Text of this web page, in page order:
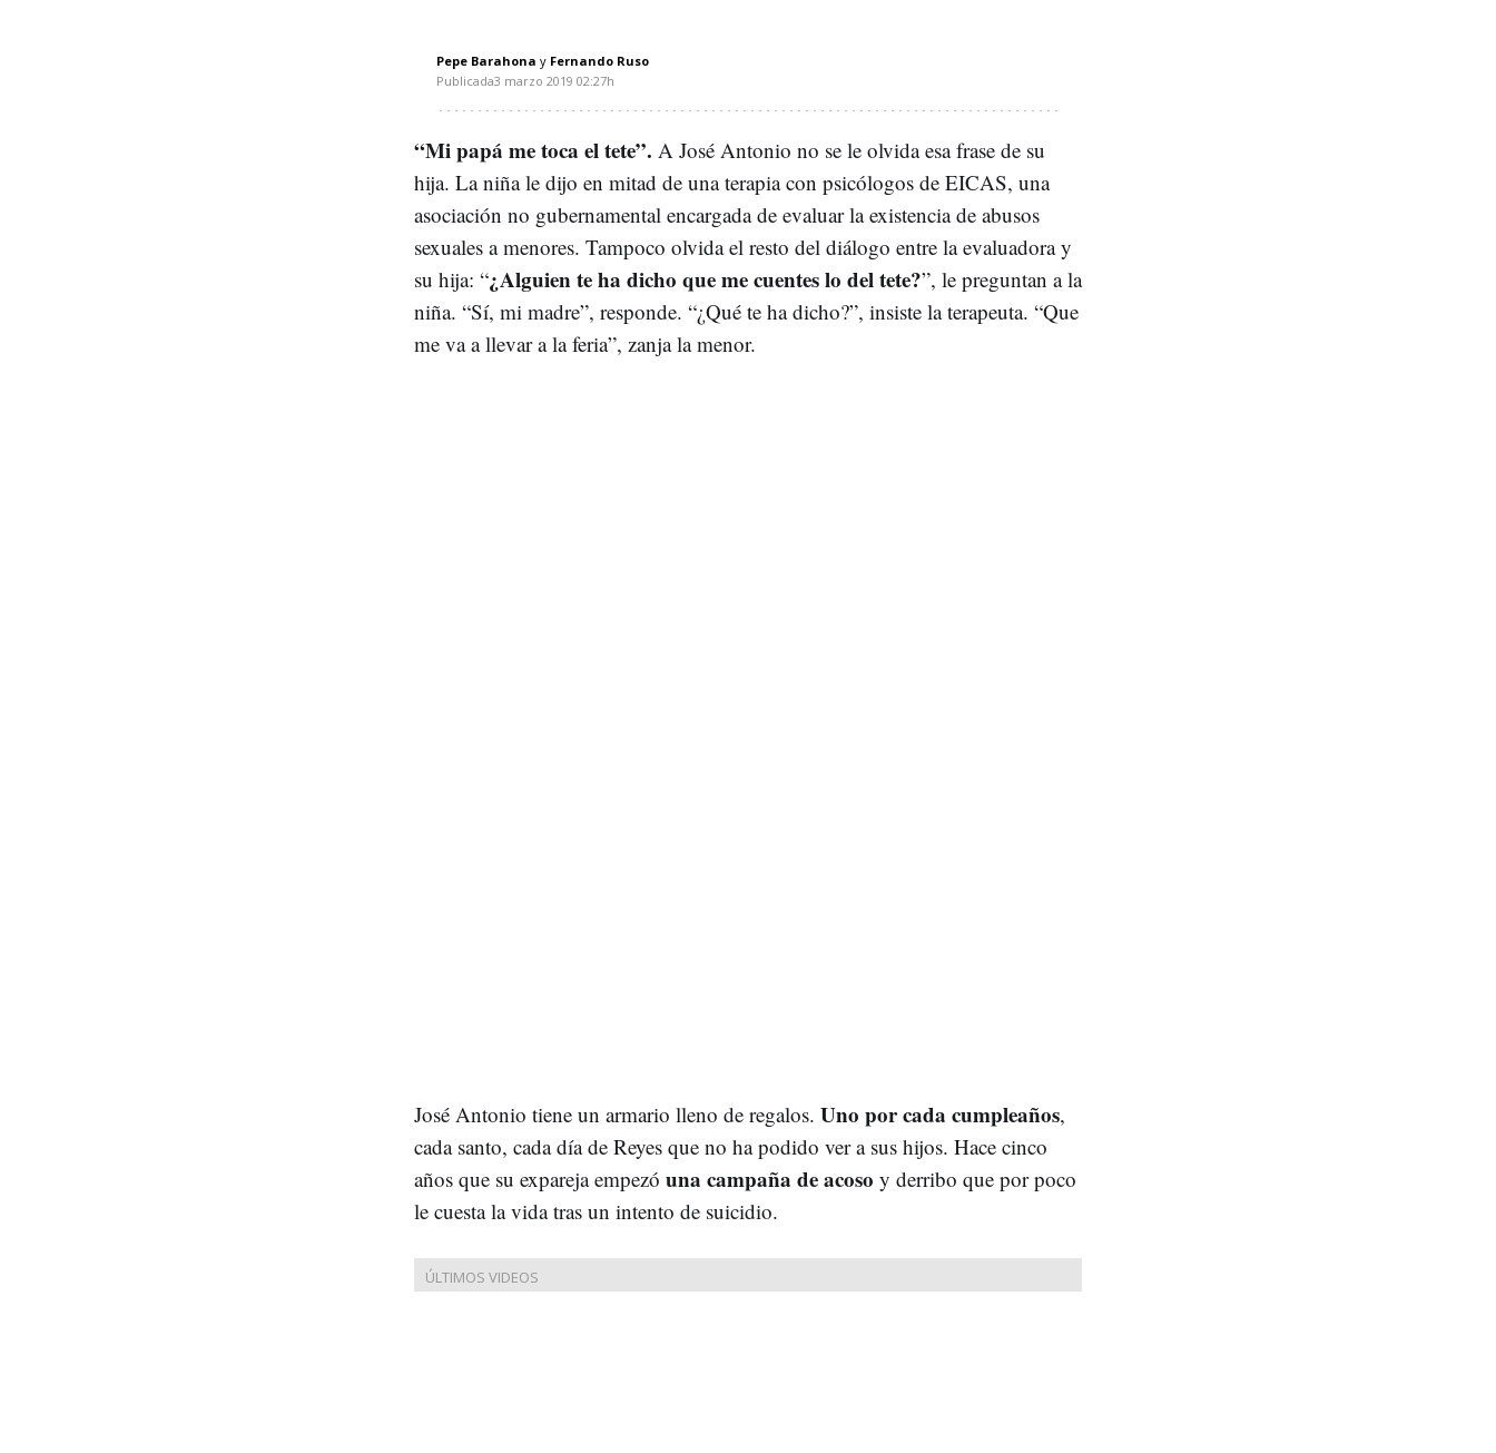
Pepe Barahona
Fernando Ruso
Publicada3 marzo 2019 02:27h
“Mi papá me toca el tete”. A José Antonio no se le olvida esa frase de su
hija. La niña le dijo en mitad de una terapia con psicólogos de EICAS, una
asociación no gubernamental encargada de evaluar la existencia de abusos
sexuales a menores. Tampoco olvida el resto del diálogo entre la evaluadora y
su hija: “¿Alguien te ha dicho que me cuentes lo del tete?”, le preguntan a la
niña. “Sí, mi madre”, responde. “¿Qué te ha dicho?”, insiste la terapeuta. “Que
me va a llevar a la feria”, zanja la menor.
José Antonio tiene un armario lleno de regalos. Uno por cada cumpleaños,
cada santo, cada día de Reyes que no ha podido ver a sus hijos. Hace cinco
años que su expareja empezó una campaña de acoso y derribo que por poco
le cuesta la vida tras un intento de suicidio.